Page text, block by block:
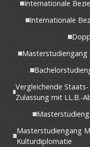
Internationale
Internationale
Masterstudiengang
Vergleichende
Zulassung mit LL.B.-
Masterstudiengang
Kulturdiplomatie